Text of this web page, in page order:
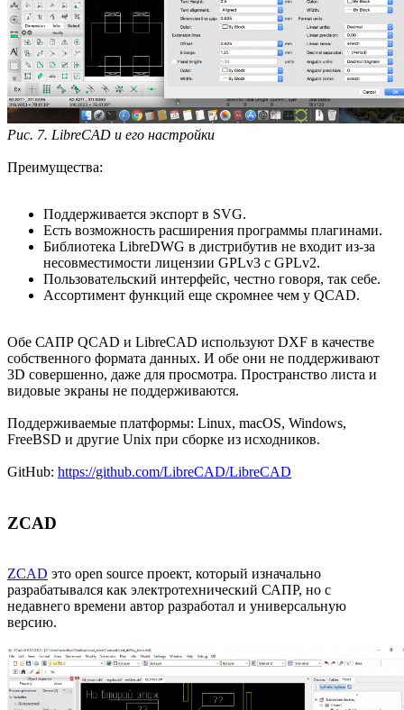
Рис. 7. LibreCAD и его настройки
Преимущества:
Поддерживается экспорт в SVG.
Есть возможность расширения программы плагинами.
Библиотека LibreDWG в дистрибутив не входит из-за
несовместимости лицензии GPLv3 с GPLv2.
Пользовательский интерфейс, честно говоря, так себе.
Ассортимент функций еще скромнее чем у QCAD.
Обе САПР QCAD и LibreCAD используют DXF в качестве
собственного формата данных. И обе они не поддерживают
3D совершенно, даже для просмотра. Пространство листа и
видовые экраны не поддерживаются.
Поддерживаемые платформы: Linux, macOS, Windows,
FreeBSD и другие Unix при сборке из исходников.
GitHub: https://github.com/LibreCAD/LibreCAD
ZCAD
ZCAD это open source проект, который изначально
разрабатывался как электротехнический САПР, но с
недавнего времени автор разработал и универсальную
версию.